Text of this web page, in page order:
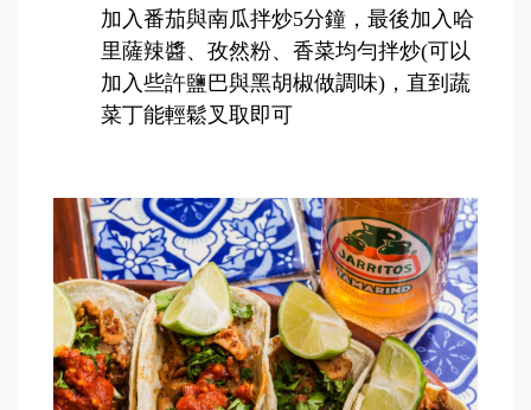
加入番茄與南瓜拌炒5分鐘，最後加入哈
里薩辣醬、孜然粉、香菜均勻拌炒(可以
加入些許鹽巴與黑胡椒做調味)，直到蔬
菜丁能輕鬆叉取即可